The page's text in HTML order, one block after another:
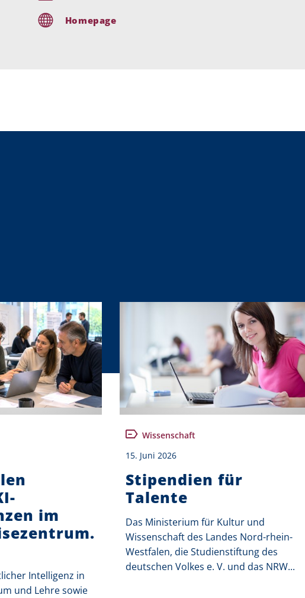
Homepage
im
Intelligenz in
und Lehre sowie
Wissenschaft
15. Juni 2026
Stipendien für
Talente
Das Ministerium für Kultur und
Wissenschaft des Landes Nord-rhein-
Westfalen, die Studienstiftung des
deutschen Volkes e. V. und das NRW...